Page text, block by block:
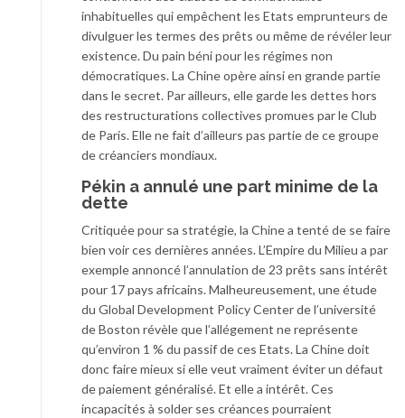
inhabituelles qui empêchent les Etats emprunteurs de
divulguer les termes des prêts ou même de révéler leur
existence. Du pain béni pour les régimes non
démocratiques. La Chine opère ainsi en grande partie
dans le secret. Par ailleurs, elle garde les dettes hors
des restructurations collectives promues par le Club
de Paris. Elle ne fait d’ailleurs pas partie de ce groupe
de créanciers mondiaux.
Pékin a annulé une part minime de la
dette
Critiquée pour sa stratégie, la Chine a tenté de se faire
bien voir ces dernières années. L’Empire du Milieu a par
exemple annoncé l’annulation de 23 prêts sans intérêt
pour 17 pays africains. Malheureusement, une étude
du Global Development Policy Center de l’université
de Boston révèle que l’allégement ne représente
qu’environ 1 % du passif de ces Etats. La Chine doit
donc faire mieux si elle veut vraiment éviter un défaut
de paiement généralisé. Et elle a intérêt. Ces
incapacités à solder ses créances pourraient